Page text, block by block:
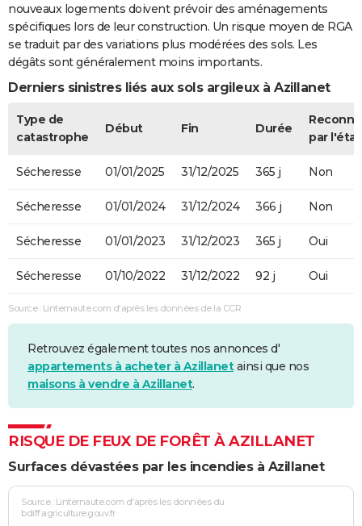
nouveaux logements doivent prévoir des aménagements
spécifiques lors de leur construction. Un risque moyen de RGA
se traduit par des variations plus modérées des sols. Les
dégâts sont généralement moins importants.
Derniers sinistres liés aux sols argileux à Azillanet
Type de
catastrophe
Début Fin Durée
par l'état
Sécheresse 01/01/2025 31/12/2025 365 j Non
Sécheresse 01/01/2024 31/12/2024 366 j Non
Sécheresse 01/01/2023 31/12/2023 365 j Oui
Sécheresse 01/10/2022 31/12/2022 92 j Oui
Source : Linternaute.com d'après les données de la CCR
Retrouvez également toutes nos annonces d'
appartements à acheter à Azillanetainsi que nos
maisons à vendre à Azillanet.
RISQUE DE FEUX DE FORÊT À AZILLANET
Surfaces dévastées par les incendies à Azillanet
Source : Linternaute.com d'après les données du
bdiff.agriculture.gouv.fr